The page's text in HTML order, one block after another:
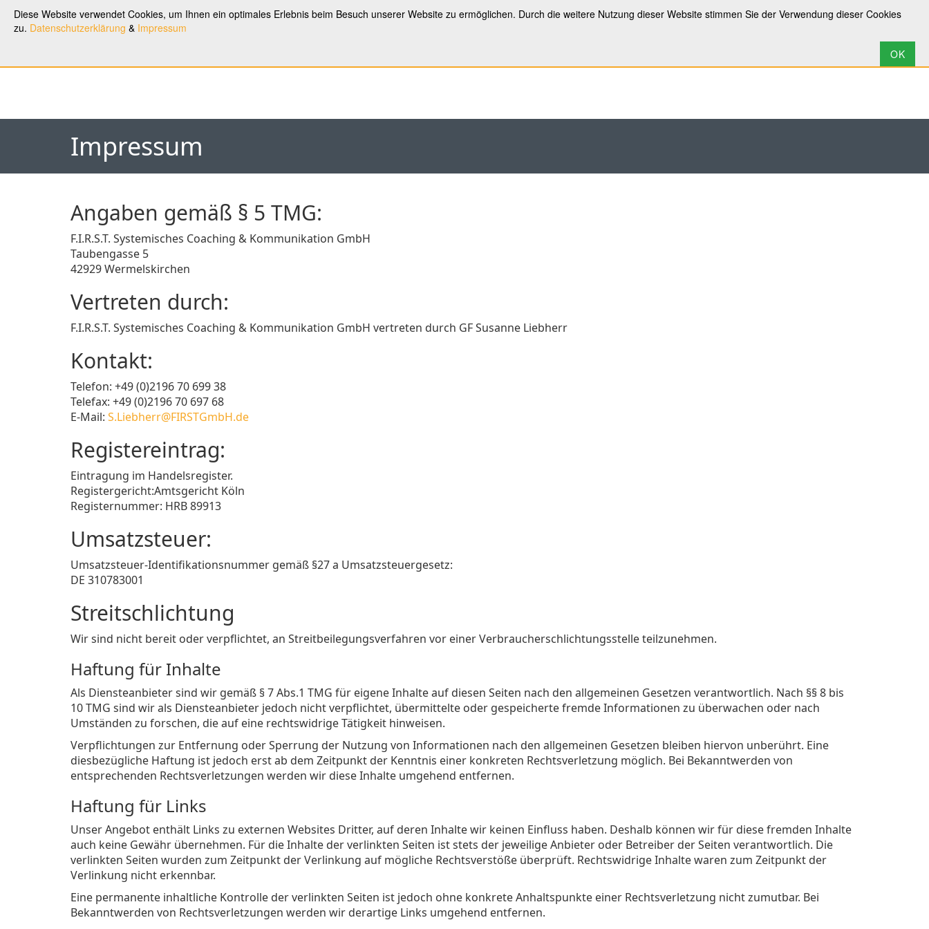
Diese Website verwendet Cookies, um Ihnen ein optimales Erlebnis beim Besuch unserer Website zu ermöglichen. Durch die weitere Nutzung dieser Website stimmen Sie der Verwendung dieser Cookies
zu. Datenschutzerklärung & Impressum
F.I.R.S.T.Coaching
Impressum
Angaben gemäß § 5 TMG:
F.I.R.S.T. Systemisches Coaching & Kommunikation GmbH
Taubengasse 5
42929 Wermelskirchen
Vertreten durch:
F.I.R.S.T. Systemisches Coaching & Kommunikation GmbH vertreten durch GF Susanne Liebherr
Kontakt:
Telefon: +49 (0)2196 70 699 38
Telefax: +49 (0)2196 70 697 68
E-Mail: S.Liebherr@FIRSTGmbH.de
Registereintrag:
Eintragung im Handelsregister.
Registergericht:Amtsgericht Köln
Registernummer: HRB 89913
Umsatzsteuer:
Umsatzsteuer-Identifikationsnummer gemäß §27 a Umsatzsteuergesetz:
DE 310783001
Streitschlichtung
Wir sind nicht bereit oder verpflichtet, an Streitbeilegungsverfahren vor einer Verbraucherschlichtungsstelle teilzunehmen.
Haftung für Inhalte
Als Diensteanbieter sind wir gemäß § 7 Abs.1 TMG für eigene Inhalte auf diesen Seiten nach den allgemeinen Gesetzen verantwortlich. Nach §§ 8 bis
10 TMG sind wir als Diensteanbieter jedoch nicht verpflichtet, übermittelte oder gespeicherte fremde Informationen zu überwachen oder nach
Umständen zu forschen, die auf eine rechtswidrige Tätigkeit hinweisen.
Verpflichtungen zur Entfernung oder Sperrung der Nutzung von Informationen nach den allgemeinen Gesetzen bleiben hiervon unberührt. Eine
diesbezügliche Haftung ist jedoch erst ab dem Zeitpunkt der Kenntnis einer konkreten Rechtsverletzung möglich. Bei Bekanntwerden von
entsprechenden Rechtsverletzungen werden wir diese Inhalte umgehend entfernen.
Haftung für Links
Unser Angebot enthält Links zu externen Websites Dritter, auf deren Inhalte wir keinen Einfluss haben. Deshalb können wir für diese fremden Inhalte
auch keine Gewähr übernehmen. Für die Inhalte der verlinkten Seiten ist stets der jeweilige Anbieter oder Betreiber der Seiten verantwortlich. Die
verlinkten Seiten wurden zum Zeitpunkt der Verlinkung auf mögliche Rechtsverstöße überprüft. Rechtswidrige Inhalte waren zum Zeitpunkt der
Verlinkung nicht erkennbar.
Eine permanente inhaltliche Kontrolle der verlinkten Seiten ist jedoch ohne konkrete Anhaltspunkte einer Rechtsverletzung nicht zumutbar. Bei
Bekanntwerden von Rechtsverletzungen werden wir derartige Links umgehend entfernen.